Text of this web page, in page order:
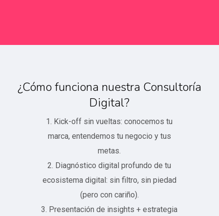
¿Cómo funciona nuestra Consultoría
Digital?
1. Kick-off sin vueltas: conocemos tu
marca, entendemos tu negocio y tus
metas.
2. Diagnóstico digital profundo de tu
ecosistema digital: sin filtro, sin piedad
(pero con cariño).
3. Presentación de insights + estrategia